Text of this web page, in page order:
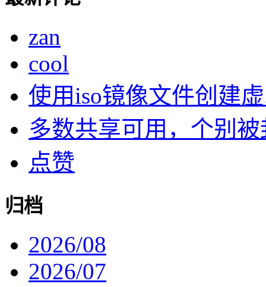
zan
cool
使用iso镜像文件创建
多数共享可用，个别被
点赞
归档
2026/08
2026/07